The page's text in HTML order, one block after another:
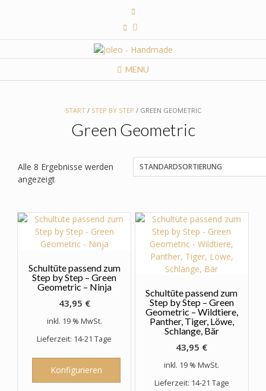
MENU
START/ STEP BY STEP / GREEN GEOMETRIC
Green Geometric
Alle 8 Ergebnisse werden
angezeigt
Schultüte passend zum
Step by Step – Green
Geometric – Ninja
43,95 €
inkl. 19 % MwSt.
Lieferzeit: 14-21 Tage
Konfigurieren
Schultüte passend zum
Step by Step – Green
Geometric – Wildtiere,
Panther, Tiger, Löwe,
Schlange, Bär
43,95 €
inkl. 19 % MwSt.
Lieferzeit: 14-21 Tage